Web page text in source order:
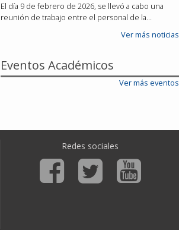
El día 9 de febrero de 2026, se llevó a cabo una
reunión de trabajo entre el personal de la…
Ver más noticias
Eventos Académicos
Ver más eventos
Redes sociales